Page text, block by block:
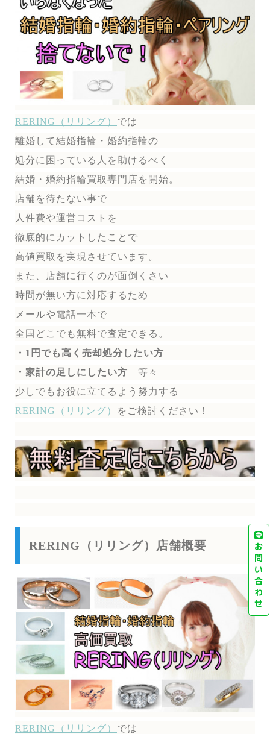
RERING（リリング） では
離婚して結婚指輪・婚約指輪の
処分に困っている人を助けるべく
結婚・婚約指輪買取専門店を開始。
店舗を待たない事で
人件費や運営コストを
徹底的にカットしたことで
高値買取を実現させています。
また、店舗に行くのが面倒くさい
時間が無い方に対応するため
メールや電話一本で
全国どこでも無料で査定できる。
・1円でも高く売却処分したい方
・家計の足しにしたい方 等々
少しでもお役に立てるよう努力する
RERING（リリング）
を ご検討ください！
RERING（リリング）店舗概要
RERING（リリング） では
お
問
い
合
わ
せ